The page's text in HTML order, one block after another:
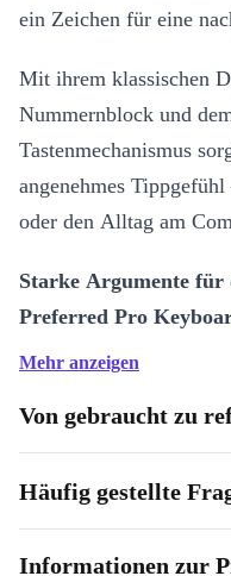
ein Zeichen für eine
Mit ihrem klassischen
Nummernblock und
Tastenmechanismus
angenehmes
oder den Alltag am
Starke Argumente für
Preferred Pro
Klar strukturierte Tasten:
hochwertiger Rubber
Datenverwaltung.
Mehr anzeigen
Von gebraucht zu
Häufig gestellte
Informationen zur